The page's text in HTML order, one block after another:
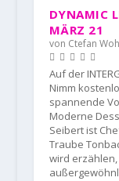
DYNAMIC
MÄRZ 21
von Ctefan
Auf der
Nimm
spannende
Moderne
Seibert ist
Traube
wird